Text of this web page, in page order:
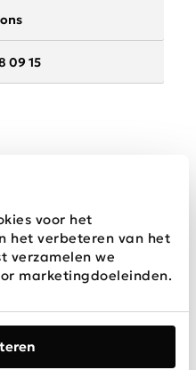
voor het
het verbeteren van het
verzamelen we
marketingdoeleinden.
09 15